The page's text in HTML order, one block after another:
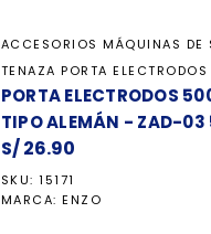
ACCESORIOS MÁQUINAS DE
TENAZA PORTA ELECTRODOS
PORTA ELECTRODOS
TIPO ALEMÁN - ZAD-
S/26.90
SKU: 15171
MARCA:ENZO